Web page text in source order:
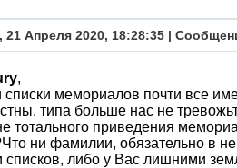
21 Апреля 2020, 18:28:35 |
,
мемориалов почти все
типа больше нас не
тотального приведения
ни фамилии, обязательно в
списков, либо у Вас лишними